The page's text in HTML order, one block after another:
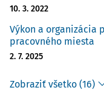
10. 3. 2022
Výkon a organizácia
pracovného miesta
2. 7. 2025
Zobraziť všetko (16)